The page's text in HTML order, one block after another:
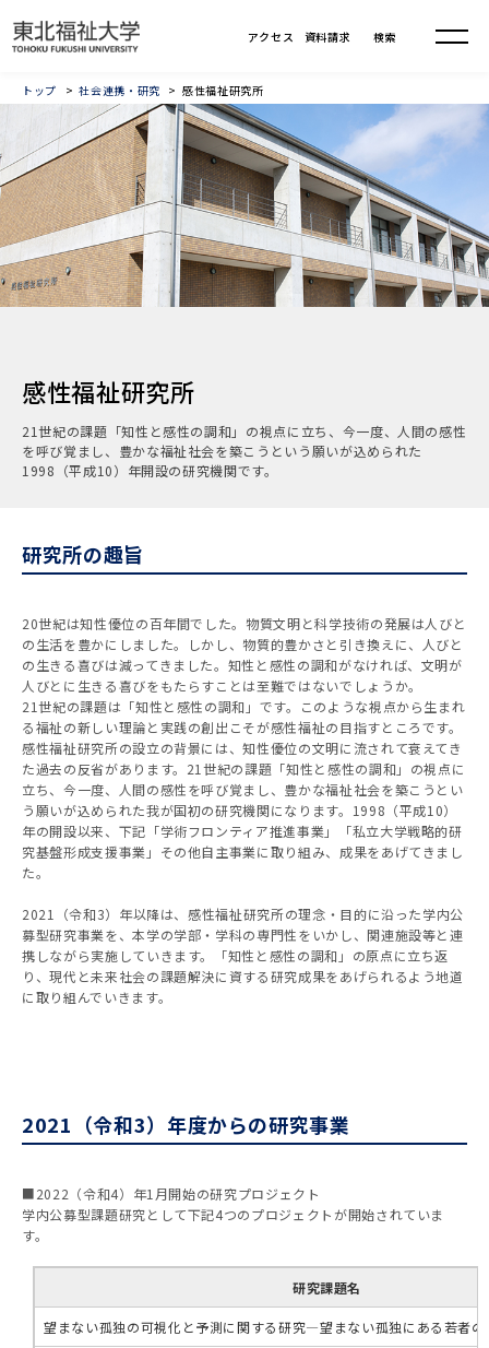
トップ 社会連携・研究 感性福祉研究所
感性福祉研究所
21世紀の課題「知性と感性の調和」の視点に立ち、今一度、人間の感性
を呼び覚まし、豊かな福祉社会を築こうという願いが込められた
1998（平成10）年開設の研究機関です。
研究所の趣旨
20世紀は知性優位の百年間でした。物質文明と科学技術の発展は人びと
の生活を豊かにしました。しかし、物質的豊かさと引き換えに、人びと
の生きる喜びは減ってきました。知性と感性の調和がなければ、文明が
人びとに生きる喜びをもたらすことは至難ではないでしょうか。
21世紀の課題は「知性と感性の調和」です。このような視点から生まれ
る福祉の新しい理論と実践の創出こそが感性福祉の目指すところです。
感性福祉研究所の設立の背景には、知性優位の文明に流されて衰えてき
た過去の反省があります。21世紀の課題「知性と感性の調和」の視点に
立ち、今一度、人間の感性を呼び覚まし、豊かな福祉社会を築こうとい
う願いが込められた我が国初の研究機関になります。1998（平成10）
年の開設以来、下記「学術フロンティア推進事業」「私立大学戦略的研
究基盤形成支援事業」その他自主事業に取り組み、成果をあげてきまし
た。
2021（令和3）年以降は、感性福祉研究所の理念・目的に沿った学内公
募型研究事業を、本学の学部・学科の専門性をいかし、関連施設等と連
携しながら実施していきます。「知性と感性の調和」の原点に立ち返
り、現代と未来社会の課題解決に資する研究成果をあげられるよう地道
に取り組んでいきます。
2021（令和3）年度からの研究事業
■2022（令和4）年1月開始の研究プロジェクト
学内公募型課題研究として下記4つのプロジェクトが開始されていま
す。
研究課題名
望まない孤独の可視化と予測に関する研究—望まない孤独にある若者